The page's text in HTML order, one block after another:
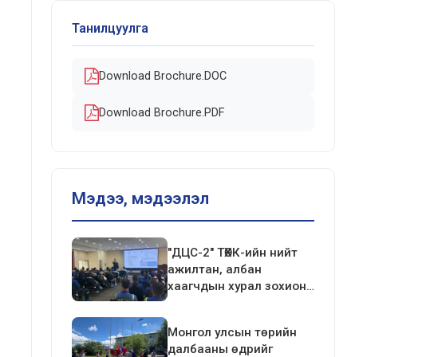
Танилцуулга
Download Brochure.DOC
Download Brochure.PDF
Мэдээ, мэдээлэл
"ДЦС-2" ТӨХК-ийн нийт
ажилтан, албан
хаагчдын хурал зохион
Монгол улсын төрийн
далбааны өдрийг